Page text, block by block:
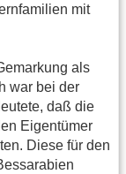
mit
als
war bei der
daß die
Eigentümer
Diese für den